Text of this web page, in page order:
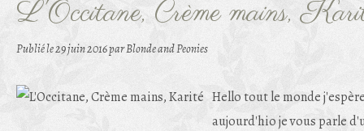
L'Occitane, Crème mains,
Publié le29 juin 2016par Blonde and Peonies
Hello tout le monde
aujourd'hio je vous parle